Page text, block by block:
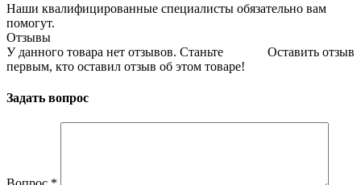
Наши квалифицированные специалисты обязательно вам
помогут.
Отзывы
Оставить отзыв
У данного товара нет отзывов. Станьте
первым, кто оставил отзыв об этом товаре!
Задать вопрос